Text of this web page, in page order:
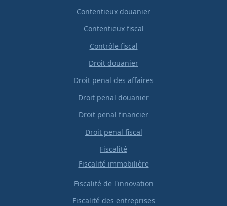
Contentieux douanier
Contentieux fiscal
Contrôle fiscal
Droit douanier
Droit penal des affaires
Droit penal douanier
Droit penal financier
Droit penal fiscal
Fiscalité
Fiscalité immobilière
Fiscalité de l'innovation
Fiscalité des entreprises